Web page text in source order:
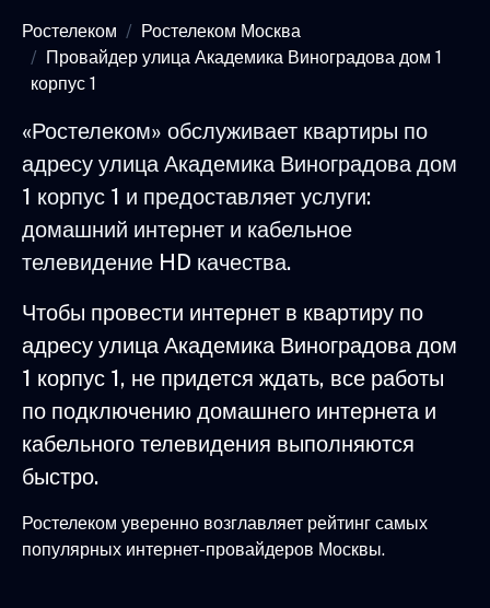
Ростелеком
Ростелеком Москва
Провайдер улица Академика Виноградова дом 1
корпус 1
«Ростелеком» обслуживает квартиры по
адресу улица Академика Виноградова дом
1 корпус 1 и предоставляет услуги:
домашний интернет и кабельное
телевидение HD качества.
Чтобы провести интернет в квартиру по
адресу улица Академика Виноградова дом
1 корпус 1, не придется ждать, все работы
по подключению домашнего интернета и
кабельного телевидения выполняются
быстро.
Ростелеком уверенно возглавляет рейтинг самых
популярных интернет-провайдеров Москвы.